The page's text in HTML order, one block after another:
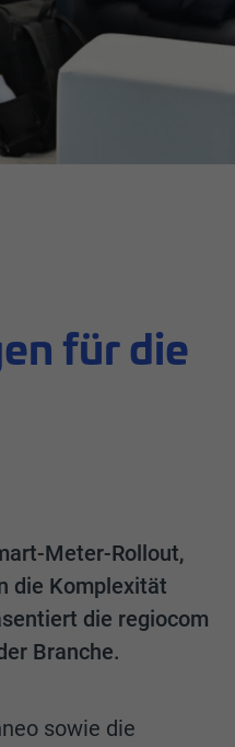
für die
Meter-Rollout,
die Komplexität
die regiocom
Branche.
sowie die